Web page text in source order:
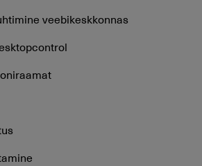
veebikeskkonnas